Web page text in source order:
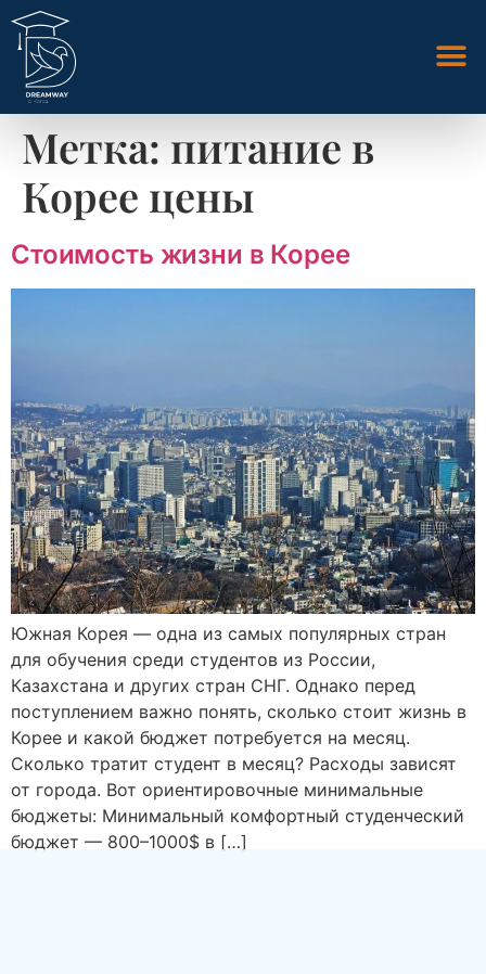
Метка:питание в
Корее цены
Стоимость жизни в Корее
Южная Корея — одна из самых популярных стран
для обучения среди студентов из России,
Казахстана и других стран СНГ. Однако перед
поступлением важно понять, сколько стоит жизнь в
Корее и какой бюджет потребуется на месяц.
Сколько тратит студент в месяц? Расходы зависят
от города. Вот ориентировочные минимальные
бюджеты: Минимальный комфортный студенческий
бюджет — 800–1000$ в […]